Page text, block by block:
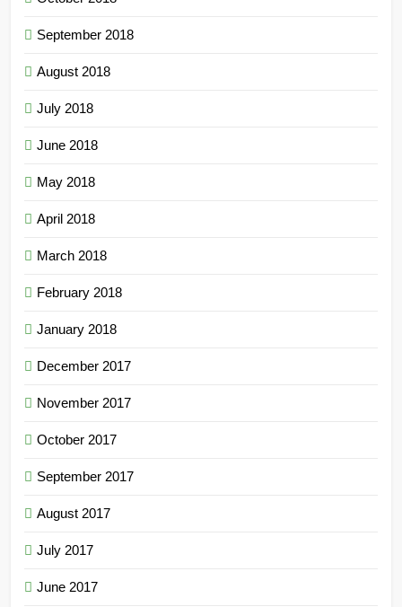
September 2018
August 2018
July 2018
June 2018
May 2018
April 2018
March 2018
February 2018
January 2018
December 2017
November 2017
October 2017
September 2017
August 2017
July 2017
June 2017